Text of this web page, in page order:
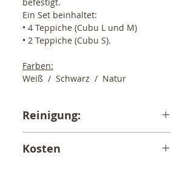
befestigt.
Ein Set beinhaltet:
• 4 Teppiche (Cubu L und M)
• 2 Teppiche (Cubu S).
Farben:
Weiß / Schwarz / Natur
Reinigung:
Nur Handwäsche.
Kosten